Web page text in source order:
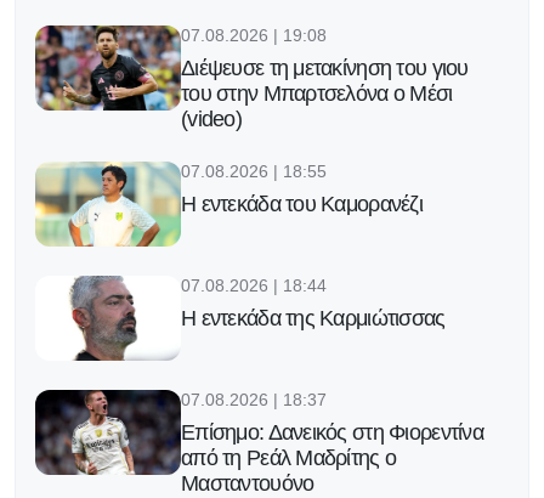
07.08.2026 | 19:08
Διέψευσε τη μετακίνηση του γιου
του στην Μπαρτσελόνα ο Μέσι
(video)
07.08.2026 | 18:55
Η εντεκάδα του Καμορανέζι
07.08.2026 | 18:44
Η εντεκάδα της Καρμιώτισσας
07.08.2026 | 18:37
Επίσημο: Δανεικός στη Φιορεντίνα
από τη Ρεάλ Μαδρίτης ο
Μασταντουόνο